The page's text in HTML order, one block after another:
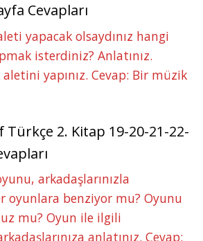
Cevapları
yapacak olsaydınız hangi
isterdiniz? Anlatınız.
yapınız. Cevap: Bir müzik
Türkçe 2. Kitap 19-20-21-22-
arkadaşlarınızla
oyunlara benziyor mu? Oyunu
mu? Oyun ile ilgili
anlatınız. Cevap: